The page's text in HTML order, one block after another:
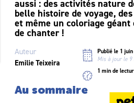
aussi : des activités nature
belle histoire de voyage,
et même un coloriage géant
de chanter !
Auteur
Emilie Teixeira
Publié le 1
Mis à jour le
1 min de
Au sommaire